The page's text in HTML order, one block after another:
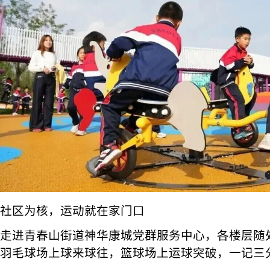
社区为核，运动就在家门口
走进青春山街道神华康城党群服务中心，各楼层
羽毛球场上球来球往，篮球场上运球突破，一记